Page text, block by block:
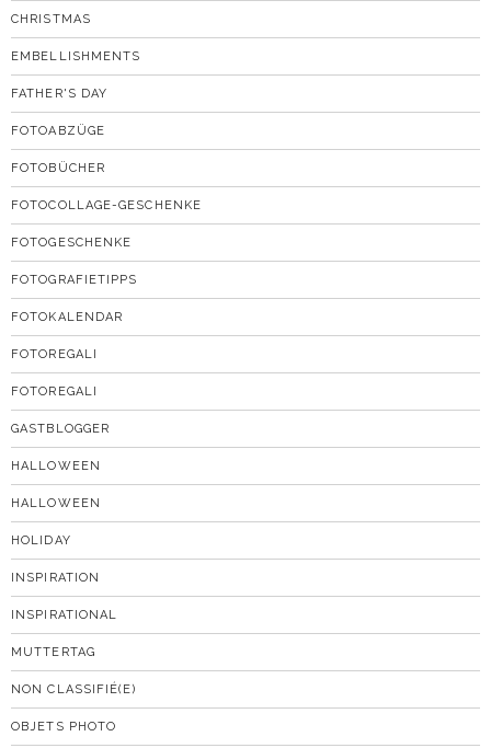
CHRISTMAS
EMBELLISHMENTS
FATHER'S DAY
FOTOABZÜGE
FOTOBÜCHER
FOTOCOLLAGE-GESCHENKE
FOTOGESCHENKE
FOTOGRAFIETIPPS
FOTOKALENDAR
FOTOREGALI
FOTOREGALI
GASTBLOGGER
HALLOWEEN
HALLOWEEN
HOLIDAY
INSPIRATION
INSPIRATIONAL
MUTTERTAG
NON CLASSIFIÉ(E)
OBJETS PHOTO